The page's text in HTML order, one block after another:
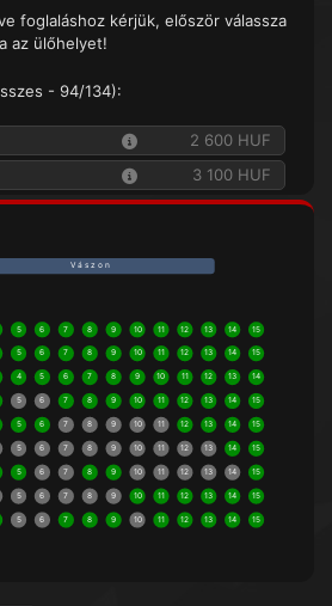
foglaláshoz kérjük, először válassza
az ülőhelyet!
- 94/134):
2 600 HUF
3 100 HUF
V á s z o n
5 6 7 8 9 10 11 12 13 14 15
5 6 7 8 9 10 11 12 13 14 15
4 5 6 7 8 9 10 11 12 13 14
5 6 7 8 9 10 11 12 13 14 15
5 6 7 8 9 10 11 12 13 14 15
5 6 7 8 9 10 11 12 13 14 15
5 6 7 8 9 10 11 12 13 14 15
5 6 7 8 9 10 11 12 13 14 15
5 6 7 8 9 10 11 12 13 14 15